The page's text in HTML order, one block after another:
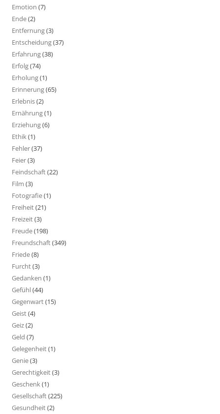
Emotion (7)
Ende(2)
Entfernung(3)
Entscheidung(37)
Erfahrung(38)
Erfolg(74)
Erholung(1)
Erinnerung(65)
Erlebnis(2)
Ernährung(1)
Erziehung(6)
Ethik(1)
Fehler(37)
Feier(3)
Feindschaft(22)
Film (3)
Fotografie(1)
Freiheit(21)
Freizeit(3)
Freude(198)
Freundschaft(349)
Friede(8)
Furcht(3)
Gedanken (1)
Gefühl(44)
Gegenwart(15)
Geist(4)
Geiz(2)
Geld (7)
Gelegenheit(1)
Genie(3)
Gerechtigkeit(3)
Geschenk(1)
Gesellschaft(225)
Gesundheit(2)